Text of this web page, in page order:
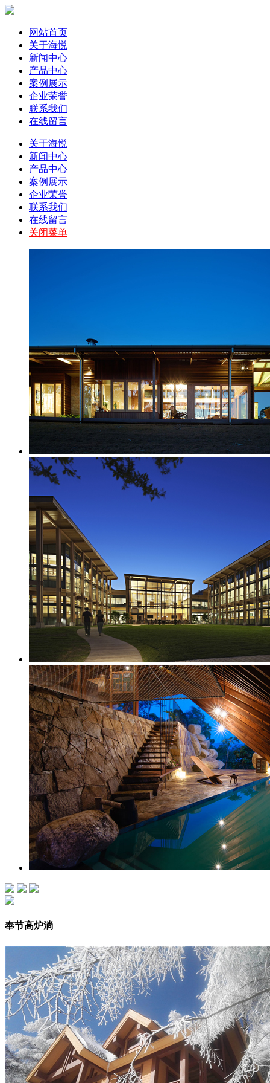
网站首页
关于海悦
新闻中心
产品中心
案例展示
企业荣誉
联系我们
在线留言
关于海悦
新闻中心
产品中心
案例展示
企业荣誉
联系我们
在线留言
关闭菜单
奉节高炉淌